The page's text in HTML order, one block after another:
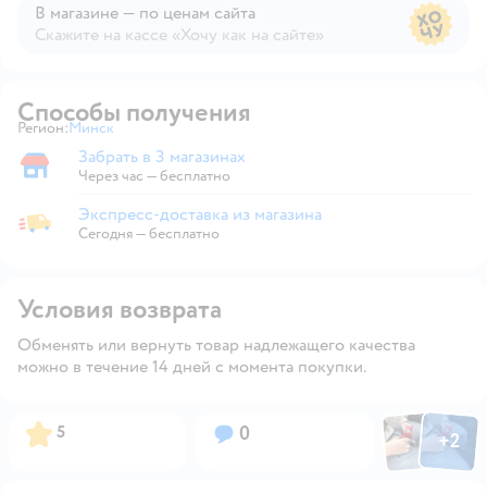
В магазине — по ценам сайта
Скажите на кассе «Хочу как на сайте»
Способы получения
Регион: Выбор адреса доставки.
Минск
Забрать в магазине
Забрать в 3 магазинах
Через час — бесплатно
Экспресс-доставка из магазина
Экспресс-доставка из магазина
Сегодня—бесплатно
Условия возврата
Обменять или вернуть товар надлежащего качества
можно в течение 14 дней с момента покупки.
Рейтинг:
5 Вопросов:
0 ФотоФото
+2